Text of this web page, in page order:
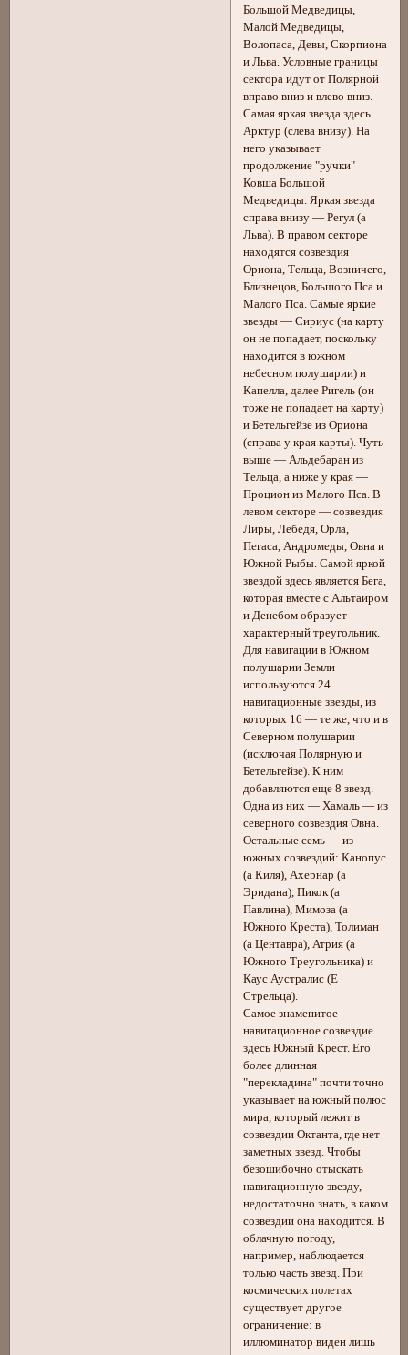
Большой Медведицы,
Малой Медведицы,
Волопаса, Девы, Скорпиона
и Льва. Условные границы
сектора идут от Полярной
вправо вниз и влево вниз.
Самая яркая звезда здесь
Арктур (слева внизу). На
него указывает
продолжение "ручки"
Ковша Большой
Медведицы. Яркая звезда
справа внизу — Регул (а
Льва). В правом секторе
находятся созвездия
Ориона, Тельца, Возничего,
Близнецов, Большого Пса и
Малого Пса. Самые яркие
звезды — Сириус (на карту
он не попадает, поскольку
находится в южном
небесном полушарии) и
Капелла, далее Ригель (он
тоже не попадает на карту)
и Бетельгейзе из Ориона
(справа у края карты). Чуть
выше — Альдебаран из
Тельца, а ниже у края —
Процион из Малого Пса. В
левом секторе — созвездия
Лиры, Лебедя, Орла,
Пегаса, Андромеды, Овна и
Южной Рыбы. Самой яркой
звездой здесь является Бега,
которая вместе с Альтаиром
и Денебом образует
характерный треугольник.
Для навигации в Южном
полушарии Земли
используются 24
навигационные звезды, из
которых 16 — те же, что и в
Северном полушарии
(исключая Полярную и
Бетельгейзе). К ним
добавляются еще 8 звезд.
Одна из них — Хамаль — из
северного созвездия Овна.
Остальные семь — из
южных созвездий: Канопус
(а Киля), Ахернар (а
Эридана), Пикок (а
Павлина), Мимоза (a
Южного Креста), Толиман
(а Центавра), Атрия (а
Южного Треугольника) и
Каус Аустралис (Е
Стрельца).
Самое знаменитое
навигационное созвездие
здесь Южный Крест. Его
более длинная
"перекладина" почти точно
указывает на южный полюс
мира, который лежит в
созвездии Октанта, где нет
заметных звезд. Чтобы
безошибочно отыскать
навигационную звезду,
недостаточно знать, в каком
созвездии она находится. В
облачную погоду,
например, наблюдается
только часть звезд. При
космических полетах
существует другое
ограничение: в
иллюминатор виден лишь